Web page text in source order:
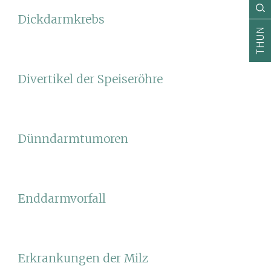
THUN
Dickdarmkrebs
Divertikel der Speiseröhre
Dünndarmtumoren
Enddarmvorfall
Erkrankungen der Milz